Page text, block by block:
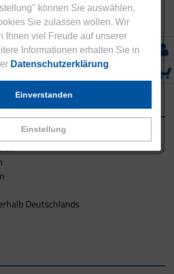
können Sie auswählen,
Sie zulassen wollen. Wir
Ihnen viel Freude auf unserer
Informationen erhalten Sie in
Datenschutzerklärung.
Einstellung
Einverstanden
Deutschlands